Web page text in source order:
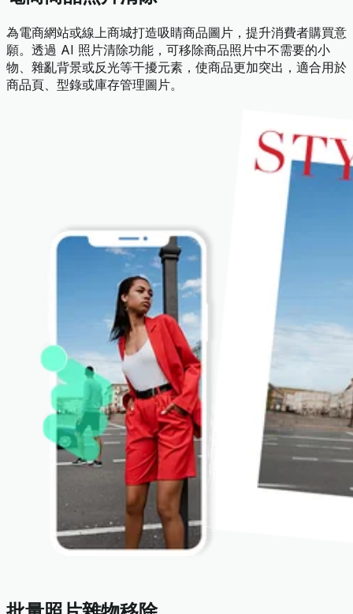
為電商網站或線上商城打造吸睛商品圖片，提升消費者購買意
願。透過 AI 照片清除功能，可移除商品照片中不需要的小
物、雜亂背景或反光等干擾元素，使商品更加突出，適合用於
商品頁、型錄或庫存管理圖片。